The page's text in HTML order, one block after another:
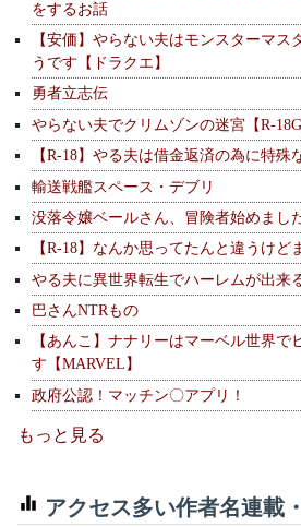
をするお話
【安価】やらない夫はモンスターマス
うです【ドラクエ】
勇者立志伝
やらない夫でクリムゾンの迷宮【R-18G
【R-18】やる夫は借金返済の為に特殊
輸送戦艦スペース・デブリ
没落令嬢ベールさん、冒険者始めまし
【R-18】なんか思ってたんと違うけど
やる夫に異世界転生でハーレムが出来
巴さんNTRもの
【あんこ】ナナリーはマーベル世界で
す【MARVEL】
政府公認！マッチン〇アプリ！
もっと見る
アクセス多い作者名連載